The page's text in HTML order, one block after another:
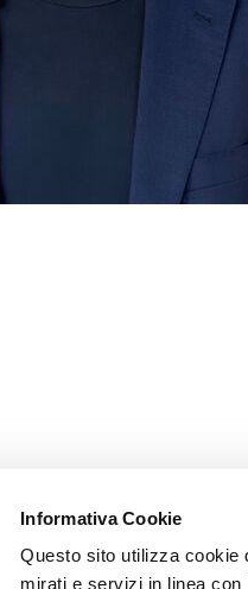
Informativa Cookie
Questo sito utilizza cookie
mirati e servizi in linea